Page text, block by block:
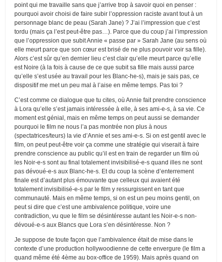
point qui me travaille sans que j’arrive trop à savoir quoi en penser :
pourquoi avoir choisi de faire subir l’oppression raciste avant tout à un
personnage blanc de peau (Sarah Jane) ? J’ai l’impression que c’est
tordu (mais ça l’est peut-être pas…). Parce que du coup j’ai l’impression
que l’oppression que subit Annie « passe par » Sarah Jane (au sens où
elle meurt parce que son cœur est brisé de ne plus pouvoir voir sa fille).
Alors c’est sûr qu’en dernier lieu c’est clair qu’elle meurt parce qu’elle
est Noire (à la fois à cause de ce que subit sa fille mais aussi parce
qu’elle s’est usée au travail pour les Blanc-he-s), mais je sais pas, ce
dispositif me met un peu mal à l’aise en même temps. Pas toi ?
C’est comme ce dialogue que tu cites, où Annie fait prendre conscience
à Lora qu’elle s’est jamais intéressée à elle, à ses ami-e-s, à sa vie. Ce
moment est génial, mais en même temps on peut aussi se demander
pourquoi le film ne nous l’a pas montrée non plus à nous
(spectatrices/teurs) la vie d’Annie et ses ami-e-s. Si on est gentil avec le
film, on peut peut-être voir ça comme une stratégie qui viserait à faire
prendre conscience au public qu’il est en train de regarder un film où
les Noir-e-s sont au final totalement invisibilisé-e-s quand illes ne sont
pas dévoué-e-s aux Blanc-he-s. Et du coup la scène d’enterrement
finale est d’autant plus émouvante que celleux qui avaient été
totalement invisibilisé-e-s par le film y ressurgissent en tant que
communauté. Mais en même temps, si on est un peu moins gentil, on
peut si dire que c’est une ambivalence politique, voire une
contradiction, vu que le film se désintéresse autant les Noir-e-s non-
dévoué-e-s aux Blancs que Lora s’en désintéresse. Non ?
Je suppose de toute façon que l’ambivalence était de mise dans le
contexte d’une production hollywoodienne de cette envergure (le film a
quand même été 4ème au box-office de 1959). Mais après quand on